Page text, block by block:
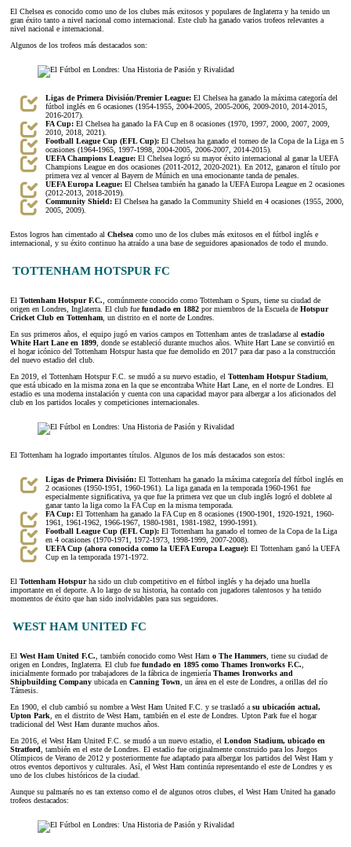
El Chelsea es conocido como uno de los clubes más exitosos y populares de Inglaterra y ha tenido un
gran éxito tanto a nivel nacional como internacional. Este club ha ganado varios trofeos relevantes a
nivel nacional e internacional.
Algunos de los trofeos más destacados son:
Ligas de Primera División/Premier League: El Chelsea ha ganado la máxima categoría del
fútbol inglés en 6 ocasiones (1954-1955, 2004-2005, 2005-2006, 2009-2010, 2014-2015,
2016-2017).
FA Cup: El Chelsea ha ganado la FA Cup en 8 ocasiones (1970, 1997, 2000, 2007, 2009,
2010, 2018, 2021).
Football League Cup (EFL Cup): El Chelsea ha ganado el torneo de la Copa de la Liga en 5
ocasiones (1964-1965, 1997-1998, 2004-2005, 2006-2007, 2014-2015).
UEFA Champions League: El Chelsea logró su mayor éxito internacional al ganar la UEFA
Champions League en dos ocasiones (2011-2012, 2020-2021). En 2012, ganaron el título por
primera vez al vencer al Bayern de Múnich en una emocionante tanda de penales.
UEFA Europa League: El Chelsea también ha ganado la UEFA Europa League en 2 ocasiones
(2012-2013, 2018-2019).
Community Shield: El Chelsea ha ganado la Community Shield en 4 ocasiones (1955, 2000,
2005, 2009).
Estos logros han cimentado al Chelsea como uno de los clubes más exitosos en el fútbol inglés e
internacional, y su éxito continuo ha atraído a una base de seguidores apasionados de todo el mundo.
TOTTENHAM HOTSPUR FC
El Tottenham Hotspur F.C. , comúnmente conocido como Tottenham o Spurs, tiene su ciudad de
origen en Londres, Inglaterra. El club fue fundado en 1882 por miembros de la Escuela de Hotspur
Cricket Club en Tottenham , un distrito en el norte de Londres.
En sus primeros años, el equipo jugó en varios campos en Tottenham antes de trasladarse al estadio
White Hart Lane en 1899 , donde se estableció durante muchos años. White Hart Lane se convirtió en
el hogar icónico del Tottenham Hotspur hasta que fue demolido en 2017 para dar paso a la construcción
del nuevo estadio del club.
En 2019, el Tottenham Hotspur F.C. se mudó a su nuevo estadio, el Tottenham Hotspur Stadium
que está ubicado en la misma zona en la que se encontraba White Hart Lane, en el norte de Londres. El
estadio es una moderna instalación y cuenta con una capacidad mayor para albergar a los aficionados del
club en los partidos locales y competiciones internacionales.
El Tottenham ha logrado importantes títulos. Algunos de los más destacados son estos:
Ligas de Primera División: El Tottenham ha ganado la máxima categoría del fútbol inglés en
2 ocasiones (1950-1951, 1960-1961). La liga ganada en la temporada 1960-1961 fue
especialmente significativa, ya que fue la primera vez que un club inglés logró el doblete al
ganar tanto la liga como la FA Cup en la misma temporada.
FA Cup: El Tottenham ha ganado la FA Cup en 8 ocasiones (1900-1901, 1920-1921, 1960-
1961, 1961-1962, 1966-1967, 1980-1981, 1981-1982, 1990-1991).
Football League Cup (EFL Cup): El Tottenham ha ganado el torneo de la Copa de la Liga
en 4 ocasiones (1970-1971, 1972-1973, 1998-1999, 2007-2008).
UEFA Cup (ahora conocida como la UEFA Europa League): El Tottenham ganó la UEFA
Cup en la temporada 1971-1972.
El Tottenham Hotspurha sido un club competitivo en el fútbol inglés y ha dejado una huella
importante en el deporte. A lo largo de su historia, ha contado con jugadores talentosos y ha tenido
momentos de éxito que han sido inolvidables para sus seguidores.
WEST HAM UNITED FC
El West Ham United F.C. , también conocido como West Ham o The Hammers , tiene su ciudad de
origen en Londres, Inglaterra. El club fue fundado en 1895 como Thames Ironworks F.C.
inicialmente formado por trabajadores de la fábrica de ingeniería Thames Ironworks and
Shipbuilding Company ubicada en Canning Town , un área en el este de Londres, a orillas del río
Támesis.
En 1900, el club cambió su nombre a West Ham United F.C. y se trasladó a su ubicación actual,
Upton Park , en el distrito de West Ham, también en el este de Londres. Upton Park fue el hogar
tradicional del West Ham durante muchos años.
En 2016, el West Ham United F.C. se mudó a un nuevo estadio, el London Stadium, ubicado en
Stratford , también en el este de Londres. El estadio fue originalmente construido para los Juegos
Olímpicos de Verano de 2012 y posteriormente fue adaptado para albergar los partidos del West Ham y
otros eventos deportivos y culturales. Así, el West Ham continúa representando el este de Londres y es
uno de los clubes históricos de la ciudad.
Aunque su palmarés no es tan extenso como el de algunos otros clubes, el West Ham United ha ganado
trofeos destacados: